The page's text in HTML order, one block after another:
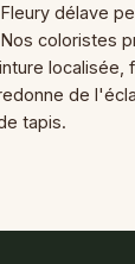
délave
coloristes
localisée,
de
tapis.